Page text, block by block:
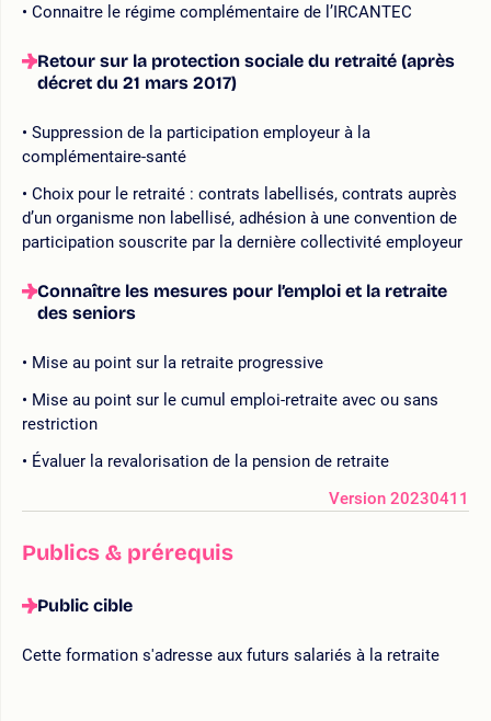
Connaitre le régime complémentaire de l’IRCANTEC
Retour sur la protection sociale du retraité (après
décret du 21 mars 2017)
Suppression de la participation employeur à la
complémentaire-santé
Choix pour le retraité : contrats labellisés, contrats auprès
d’un organisme non labellisé, adhésion à une convention de
participation souscrite par la dernière collectivité employeur
Connaître les mesures pour l’emploi et la retraite
des seniors
Mise au point sur la retraite progressive
Mise au point sur le cumul emploi-retraite avec ou sans
restriction
Évaluer la revalorisation de la pension de retraite
Version 20230411
Publics & prérequis
Public cible
Cette formation s'adresse aux futurs salariés à la retraite